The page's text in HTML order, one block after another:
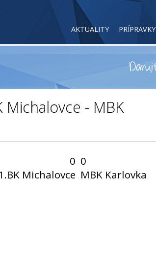
AKTUALITY PRÍPRAVKY
Michalovce - MBK
0
Michalovce
0
MBK Karlovka